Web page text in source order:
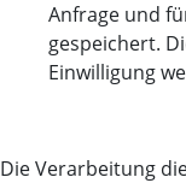
Anfrage und
gespeichert.
Einwilligung
Die Verarbeitung